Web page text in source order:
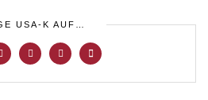
USA-K AUF…